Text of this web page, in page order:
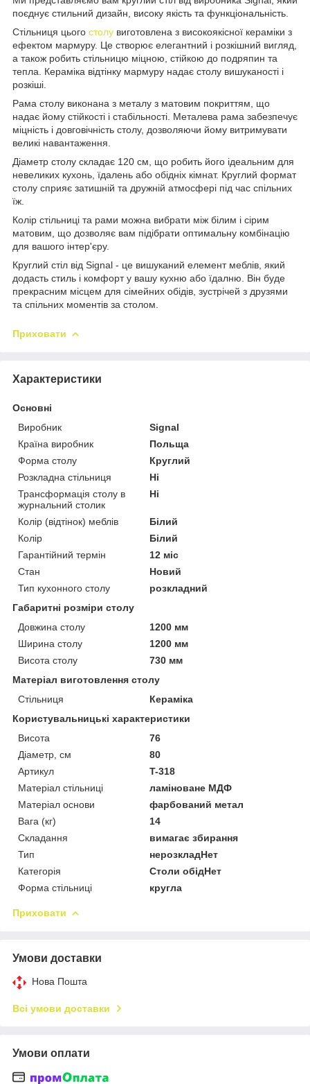
поєднує стильний дизайн, високу якість та функціональність.
Стільниця цього столу виготовлена з високоякісної кераміки з
ефектом мармуру. Це створює елегантний і розкішний вигляд,
а також робить стільницю міцною, стійкою до подряпин та
тепла. Кераміка відтінку мармуру надає столу вишуканості і
розкіші.
Рама столу виконана з металу з матовим покриттям, що
надає йому стійкості і стабільності. Металева рама забезпечує
міцність і довговічність столу, дозволяючи йому витримувати
великі навантаження.
Діаметр столу складає 120 см, що робить його ідеальним для
невеликих кухонь, їдалень або обідніх кімнат. Круглий формат
столу сприяє затишній та дружній атмосфері під час спільних
їж.
Колір стільниці та рами можна вибрати між білим і сірим
матовим, що дозволяє вам підібрати оптимальну комбінацію
для вашого інтер'єру.
Круглий стіл від Signal - це вишуканий елемент меблів, який
додасть стиль і комфорт у вашу кухню або їдалню. Він буде
прекрасним місцем для сімейних обідів, зустрічей з друзями
та спільних моментів за столом.
Приховати
Характеристики
Основні
Виробник
Signal
Країна виробник
Польща
Форма столу
Круглий
Розкладна стільниця
Ні
Трансформація столу в
журнальний столик
Ні
Колір (відтінок) меблів
Білий
Колір
Білий
Гарантійний термін
12 міс
Стан
Новий
Тип кухонного столу
розкладний
Габаритні розміри столу
Довжина столу
1200 мм
Ширина столу
1200 мм
Висота столу
730 мм
Матеріал виготовлення столу
Стільниця
Кераміка
Користувальницькі характеристики
Висота
76
Діаметр, см
80
Артикул
T-318
Матеріал стільниці
ламіноване МДФ
Матеріал основи
фарбований метал
Вага (кг)
14
Складання
вимагає збирання
Тип
нерозкладНет
Категорія
Столи обідНет
Форма стільниці
кругла
Приховати
Умови доставки
Нова Пошта
Всі умови доставки
Умови оплати